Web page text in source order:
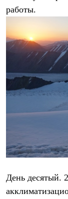
работы.
День десятый.